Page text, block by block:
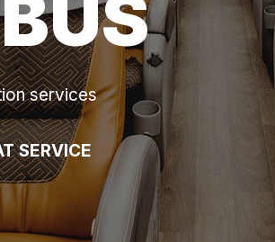
services
SERVICE